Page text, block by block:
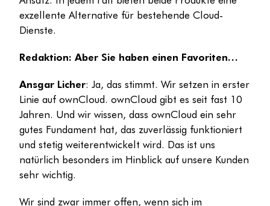
exzellente Alternative für bestehende Cloud-
Dienste.
Redaktion: Aber Sie haben einen Favoriten…
Ansgar Licher: Ja, das stimmt. Wir setzen in erster
Linie auf ownCloud. ownCloud gibt es seit fast 10
Jahren. Und wir wissen, dass ownCloud ein sehr
gutes Fundament hat, das zuverlässig funktioniert
und stetig weiterentwickelt wird. Das ist uns
natürlich besonders im Hinblick auf unsere Kunden
sehr wichtig.
Wir sind zwar immer offen, wenn sich im